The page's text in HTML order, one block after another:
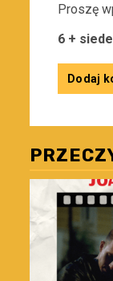
Proszę
6 +